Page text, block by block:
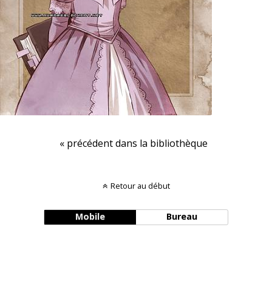
« précédent dans la bibliothèque
Retour au début
Mobile Bureau